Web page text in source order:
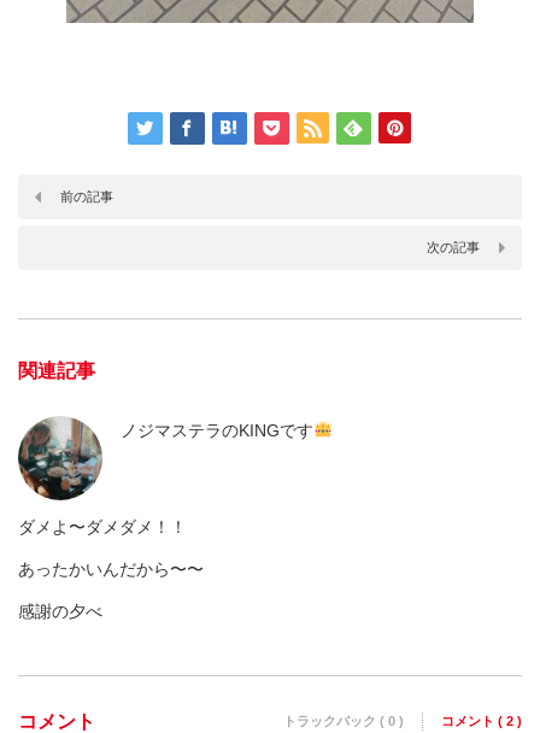
前の記事
次の記事
関連記事
ノジマステラのKINGです
ダメよ〜ダメダメ！！
あったかいんだから〜〜
感謝の夕べ
コメント トラックバック ( 0 ) コメント ( 2 )